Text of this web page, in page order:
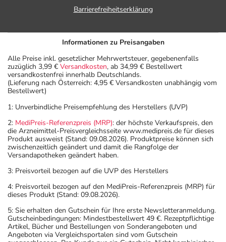
Barrierefreiheitserklärung
Informationen zu Preisangaben
Alle Preise inkl. gesetzlicher Mehrwertsteuer, gegebenenfalls
zuzüglich 3,99 € Versandkosten, ab 34,99 € Bestellwert
versandkostenfrei innerhalb Deutschlands.
(Lieferung nach Österreich: 4,95 € Versandkosten unabhängig vom
Bestellwert)
1: Unverbindliche Preisempfehlung des Herstellers (UVP)
2: MediPreis-Referenzpreis (MRP): der höchste Verkaufspreis, den
die Arzneimittel-Preisvergleichsseite www.medipreis.de für dieses
Produkt ausweist (Stand: 09.08.2026). Produktpreise können sich
zwischenzeitlich geändert und damit die Rangfolge der
Versandapotheken geändert haben.
3: Preisvorteil bezogen auf die UVP des Herstellers
4: Preisvorteil bezogen auf den MediPreis-Referenzpreis (MRP) für
dieses Produkt (Stand: 09.08.2026).
5: Sie erhalten den Gutschein für Ihre erste Newsletteranmeldung.
Gutscheinbedingungen: Mindestbestellwert 49 €. Rezeptpflichtige
Artikel, Bücher und Bestellungen von Sonderangeboten und
Angeboten via Vergleichsportalen sind vom Gutschein